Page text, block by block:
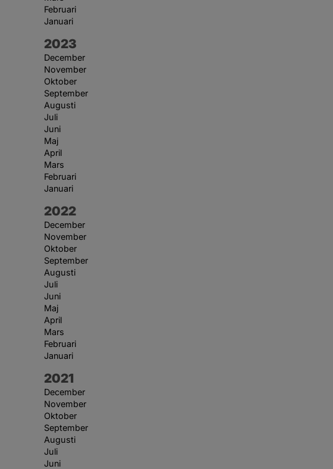
Februari
Januari
År:
2023
December
November
Oktober
September
Augusti
Juli
Juni
Maj
April
Mars
Februari
Januari
År:
2022
December
November
Oktober
September
Augusti
Juli
Juni
Maj
April
Mars
Februari
Januari
År:
2021
December
November
Oktober
September
Augusti
Juli
Juni